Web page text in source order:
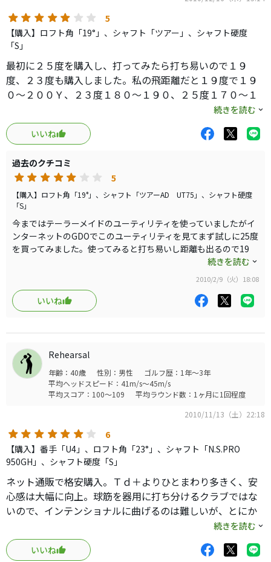
ヘッドが効いているため距離のロスも少々で済みます。
FWと併せて非常に良いクラブです。
他のクラブに変える気はおきません。
中古で出てたら即買いだと思います。
5
【購入】ロフト角「19°」、シャフト「ツアー」、シャフト硬度
「S」
最初に２５度を購入し、打ってみたら打ち易いので１９
度、２３度も購入しました。私の飛距離だと１９度で１９
０〜２００Ｙ、２３度１８０〜１９０、２５度１７０〜１
気に入ったので冬バージョンとしてフレックスＳＲで同じ
物も購入しました。気温が下がってきたのでそろそろ使お
続きを読む
いいね
過去のクチコミ
5
【購入】ロフト角「19°」、シャフト「ツアーAD UT75」、シャフト硬度
「S」
今まではテーラーメイドのユーティリティを使っていましたがイ
ンターネットのGDOでこのユーティリティを見てまず試しに25度
を買ってみました。使ってみると打ち易いし距離も出るので19
度、23度も買いました。今では中、長距離の兵器になっていま
続きを読む
2010/2/9（火）18:08
いいね
Rehearsal
年齢：40歳 性別：男性
ゴルフ歴：1年～3年
平均ヘッドスピード：41m/s～45m/s
平均スコア：100～109
平均ラウンド数：1ヶ月に1回程度
2010/11/13（土）22:18
6
【購入】番手「U4」、ロフト角「23°」、シャフト「N.S.PRO
950GH」、シャフト硬度「S」
ネット通販で格安購入。Ｔｄ＋よりひとまわり多きく、安
心感は大幅に向上。球筋を器用に打ち分けるクラブではな
いので、インテンショナルに曲げるのは難しいが、とにか
くまっすぐに１７０〜１９０ｙ先をやさしく狙える。ＤＲ
の様なアッパースイングは許してくれない、ダウンブロー
専用クラブ。打感はＴｄ＋より若干硬く、締まった感じ。
続きを読む
いいね